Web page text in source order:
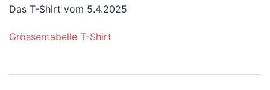
Das T-Shirt vom 5.4.2025
Grössentabelle T-Shirt